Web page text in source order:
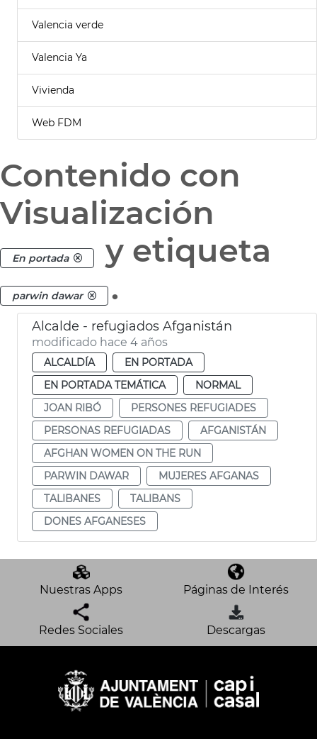
Valencia verde
Valencia Ya
Vivienda
Web FDM
Contenido con
Visualización
En portada y etiqueta
parwin dawar .
Alcalde - refugiados Afganistán
modificado hace 4 años
ALCALDÍA
EN PORTADA
EN PORTADA TEMÁTICA
NORMAL
JOAN RIBÓ
PERSONES REFUGIADES
PERSONAS REFUGIADAS
AFGANISTÁN
AFGHAN WOMEN ON THE RUN
PARWIN DAWAR
MUJERES AFGANAS
TALIBANES
TALIBANS
DONES AFGANESES
Nuestras Apps Páginas de Interés
Redes Sociales Descargas